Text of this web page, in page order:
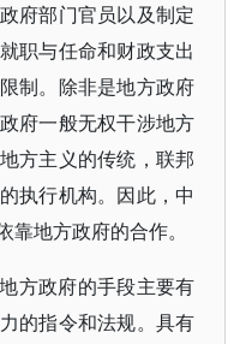
府部门官员以及制定
职与任命和财政支出
制。除非是地方政府
府一般无权干涉地方
方主义的传统，联邦
执行机构。因此，中
地方政府的合作。
方政府的手段主要有
的指令和法规。具有